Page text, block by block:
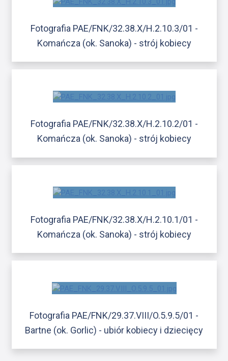
Fotografia PAE/FNK/32.38.X/H.2.10.3/01 -
Komańcza (ok. Sanoka) - strój kobiecy
Fotografia PAE/FNK/32.38.X/H.2.10.2/01 -
Komańcza (ok. Sanoka) - strój kobiecy
Fotografia PAE/FNK/32.38.X/H.2.10.1/01 -
Komańcza (ok. Sanoka) - strój kobiecy
Fotografia PAE/FNK/29.37.VIII/O.5.9.5/01 -
Bartne (ok. Gorlic) - ubiór kobiecy i dziecięcy